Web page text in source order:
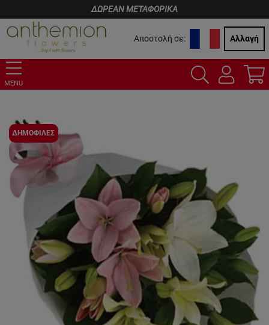
ΔΩΡΕΑΝ ΜΕΤΑΦΟΡΙΚΑ
Αποστολή σε: Αλλαγή
MENU
ΔΗΜΟΦΙΛΕΣ